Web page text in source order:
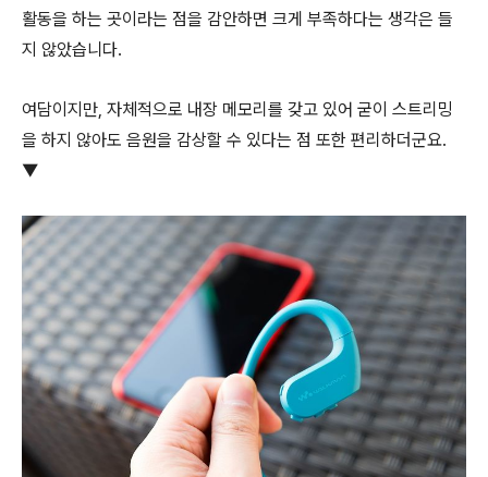
활동을 하는 곳이라는 점을 감안하면 크게 부족하다는 생각은 들
지 않았습니다.
여담이지만, 자체적으로 내장 메모리를 갖고 있어 굳이 스트리밍
을 하지 않아도 음원을 감상할 수 있다는 점 또한 편리하더군요.
▼